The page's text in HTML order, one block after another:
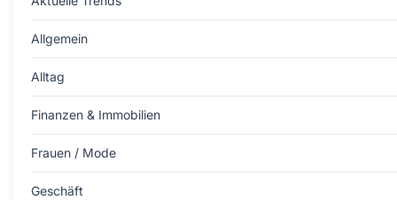
Allgemein
Alltag
Finanzen & Immobilien
Frauen / Mode
Geschäft